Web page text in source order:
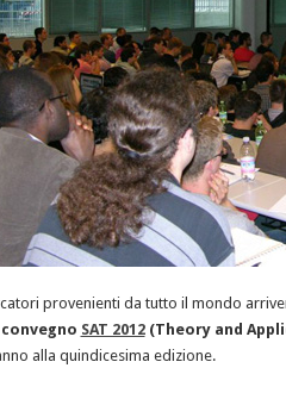
provenienti da tutto il mondo
convegno SAT 2012(Theory and
alla quindicesima edizione.